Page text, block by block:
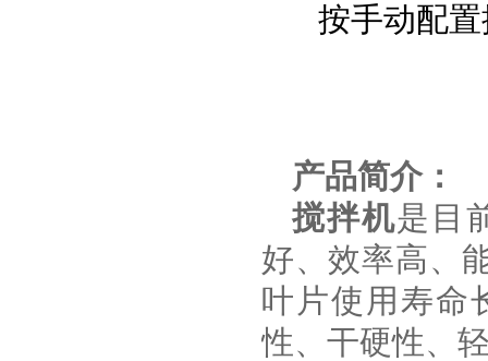
按手动配置
产品简介：
搅拌机是目
好、效率高、
叶片使用寿命
性、干硬性、